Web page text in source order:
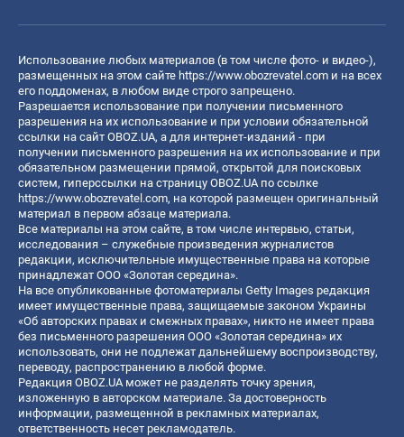
Использование любых материалов (в том числе фото- и видео-),
размещенных на этом сайте https://www.obozrevatel.com и на всех
его поддоменах, в любом виде строго запрещено.
Разрешается использование при получении письменного
разрешения на их использование и при условии обязательной
ссылки на сайт OBOZ.UA, а для интернет-изданий - при
получении письменного разрешения на их использование и при
обязательном размещении прямой, открытой для поисковых
систем, гиперссылки на страницу OBOZ.UA по ссылке
https://www.obozrevatel.com, на которой размещен оригинальный
материал в первом абзаце материала.
Все материалы на этом сайте, в том числе интервью, статьи,
исследования – служебные произведения журналистов
редакции, исключительные имущественные права на которые
принадлежат ООО «Золотая середина».
На все опубликованные фотоматериалы Getty Images редакция
имеет имущественные права, защищаемые законом Украины
«Об авторских правах и смежных правах», никто не имеет права
без письменного разрешения ООО «Золотая середина» их
использовать, они не подлежат дальнейшему воспроизводству,
переводу, распространению в любой форме.
Редакция OBOZ.UA может не разделять точку зрения,
изложенную в авторском материале. За достоверность
информации, размещенной в рекламных материалах,
ответственность несет рекламодатель.